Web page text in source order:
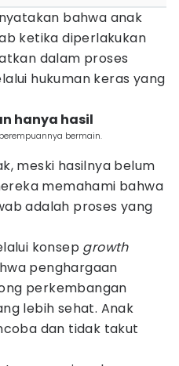
bahwa anak
ketika diperlakukan
dalam proses
hukuman keras yang
hanya hasil
bermain.
meski hasilnya belum
memahami bahwa
adalah proses yang
konsep growth
penghargaan
perkembangan
lebih sehat. Anak
dan tidak takut